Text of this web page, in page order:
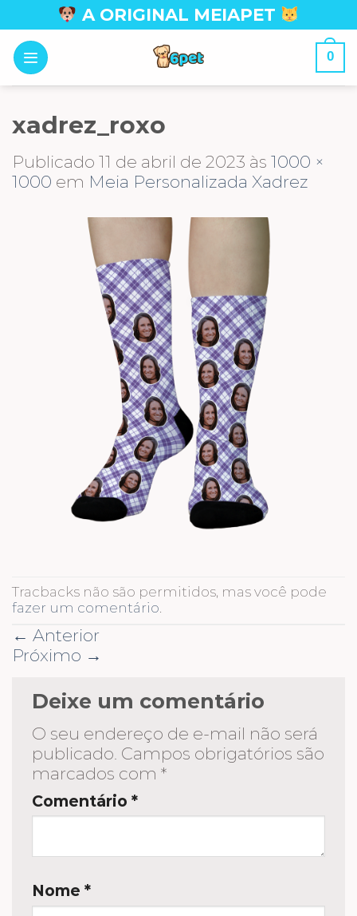
to
content
A ORIGINAL MEIAPET
0
xadrez_roxo
Publicado 11 de abril de 2023 às 1000 ×
1000 em Meia Personalizada Xadrez
Tracbacks não são permitidos, mas você pode
fazer um comentário.
← Anterior
Próximo →
Deixe um comentário
O seu endereço de e-mail não será
publicado. Campos obrigatórios são
marcados com *
Comentário *
Nome *